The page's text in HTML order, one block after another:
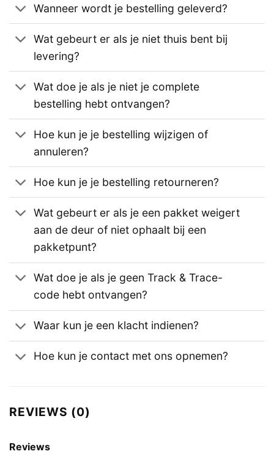
Wanneer wordt je bestelling geleverd?
Wat gebeurt er als je niet thuis bent bij
levering?
Wat doe je als je niet je complete
bestelling hebt ontvangen?
Hoe kun je je bestelling wijzigen of
annuleren?
Hoe kun je je bestelling retourneren?
Wat gebeurt er als je een pakket weigert
aan de deur of niet ophaalt bij een
pakketpunt?
Wat doe je als je geen Track & Trace-
code hebt ontvangen?
Waar kun je een klacht indienen?
Hoe kun je contact met ons opnemen?
REVIEWS (0)
Reviews